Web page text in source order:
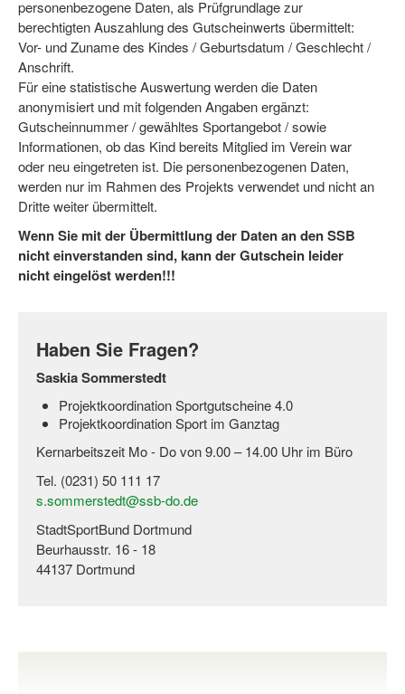
personenbezogene Daten, als Prüfgrundlage zur
berechtigten Auszahlung des Gutscheinwerts übermittelt:
Vor- und Zuname des Kindes / Geburtsdatum / Geschlecht /
Anschrift.
Für eine statistische Auswertung werden die Daten
anonymisiert und mit folgenden Angaben ergänzt:
Gutscheinnummer / gewähltes Sportangebot / sowie
Informationen, ob das Kind bereits Mitglied im Verein war
oder neu eingetreten ist. Die personenbezogenen Daten,
werden nur im Rahmen des Projekts verwendet und nicht an
Dritte weiter übermittelt.
Wenn Sie mit der Übermittlung der Daten an den SSB
nicht einverstanden sind, kann der Gutschein leider
nicht eingelöst werden!!!
Haben Sie Fragen?
Saskia Sommerstedt
Projektkoordination Sportgutscheine 4.0
Projektkoordination Sport im Ganztag
Kernarbeitszeit Mo - Do von 9.00 – 14.00 Uhr im Büro
Tel. (0231) 50 111 17
s.sommerstedt@ssb-do.de
StadtSportBund Dortmund
Beurhausstr. 16 - 18
44137 Dortmund